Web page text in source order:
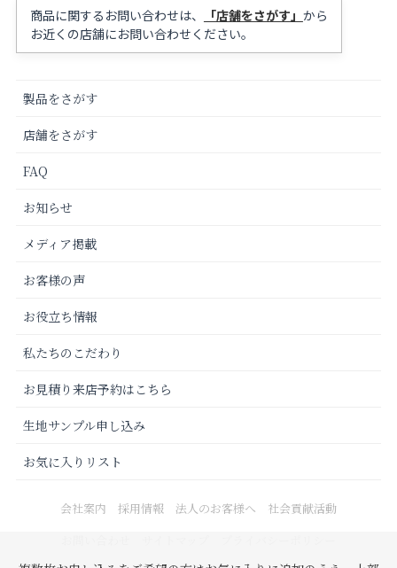
商品に関するお問い合わせは、 「店舗をさがす」 から
お近くの店舗にお問い合わせください。
製品をさがす
店舗をさがす
FAQ
お知らせ
メディア掲載
お客様の声
お役立ち情報
私たちのこだわり
お見積り来店予約はこちら
生地サンプル申し込み
お気に入りリスト
会社案内 採用情報 法人のお客様へ
社会貢献活動